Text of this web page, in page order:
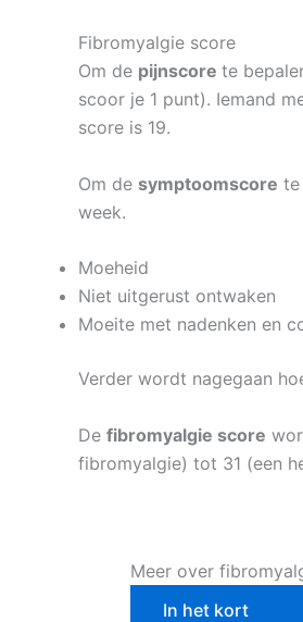
Fibromyalgie score
Om de pijnscore te
scoor je 1 punt). Iemand
score is 19.
Om de symptoomscore te
week.
Moeheid
Niet uitgerust ontwaken
Moeite met nadenken en
Verder wordt nagegaan
De fibromyalgie score
fibromyalgie) tot 31 (een
Meer over
In het kort